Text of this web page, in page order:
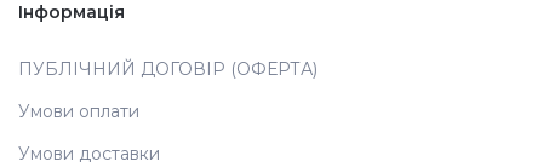
Інформація
ПУБЛІЧНИЙ ДОГОВІР (ОФЕРТА)
Умови оплати
Умови доставки